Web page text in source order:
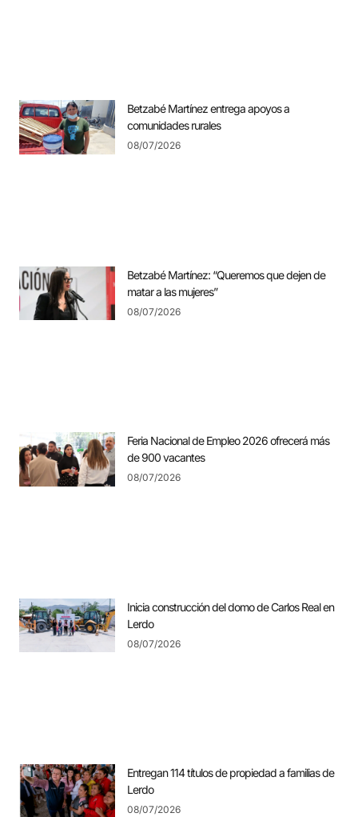
Betzabé Martínez entrega apoyos a
comunidades rurales
08/07/2026
Betzabé Martínez: “Queremos que dejen de
matar a las mujeres”
08/07/2026
Feria Nacional de Empleo 2026 ofrecerá más
de 900 vacantes
08/07/2026
Inicia construcción del domo de Carlos Real en
Lerdo
08/07/2026
Entregan 114 títulos de propiedad a familias de
Lerdo
08/07/2026